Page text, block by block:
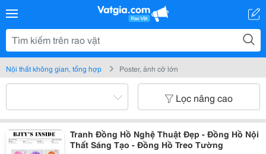
Nội thất không gian, tổng hợp Poster, ảnh cỡ lớn
Lọc nâng cao
Tranh Đồng Hồ Nghệ Thuật Đẹp - Đồng Hồ Nội
Thất Sáng Tạo - Đồng Hồ Treo Tường